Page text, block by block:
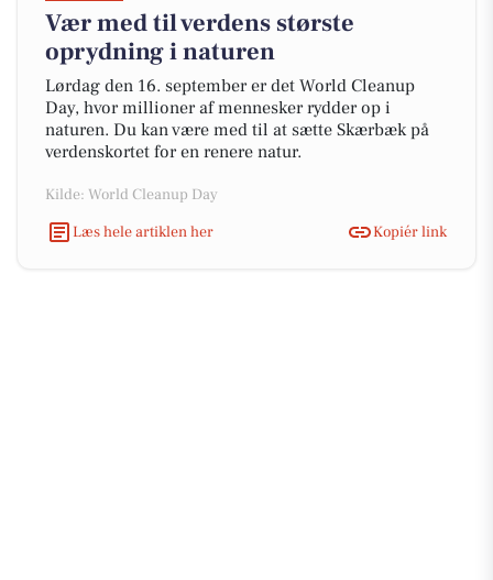
Vær med til verdens største
oprydning i naturen
Lørdag den 16. september er det World Cleanup
Day, hvor millioner af mennesker rydder op i
naturen. Du kan være med til at sætte Skærbæk på
verdenskortet for en renere natur.
Kilde: World Cleanup Day
Læs hele artiklen her
Kopiér link